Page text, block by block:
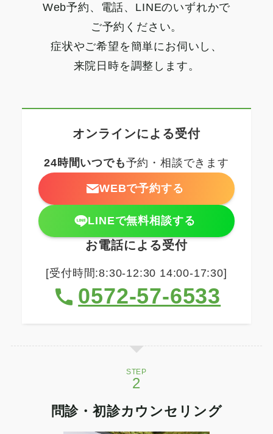
Web予約、電話、LINEのいずれかで
ご予約ください。
症状やご希望を簡単にお伺いし、
来院日時を調整します。
オンラインによる受付
24時間いつでも予約・相談できます
WEBで予約する
LINEで無料相談する
お電話による受付
[受付時間:8:30-12:30 14:00-17:30]
0572-57-6533
STEP
問診・初診カウンセリング